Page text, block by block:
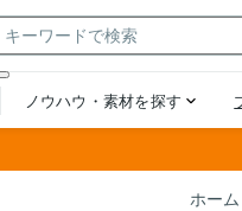
ホーム